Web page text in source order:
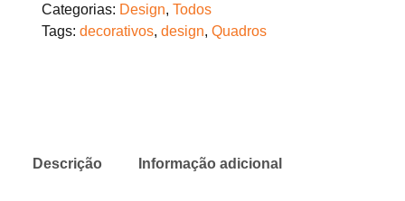
Categorias: Design, Todos
Tags: decorativos, design, Quadros
Descrição Informação adicional